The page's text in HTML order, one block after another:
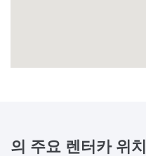
의 주요 렌터카 위치